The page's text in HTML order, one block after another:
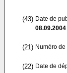
(43) Date de
08.09.2004
(21) Numéro
(22) Date de